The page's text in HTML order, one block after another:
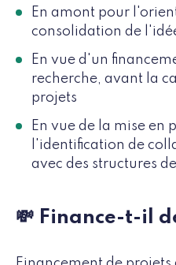
En amont pour
consolidation de
En vue d'un
recherche, avant la
projets
En vue de la mise en
l'identification de
avec des structures
💸 Finance-t-il